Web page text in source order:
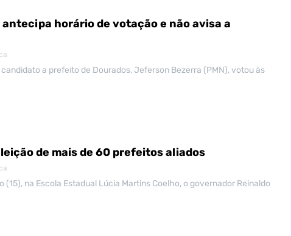
horário de votação e não avisa a
a prefeito de Dourados, Jeferson Bezerra (PMN), votou às
de mais de 60 prefeitos aliados
(15), na Escola Estadual Lúcia Martins Coelho, o governador Reinaldo